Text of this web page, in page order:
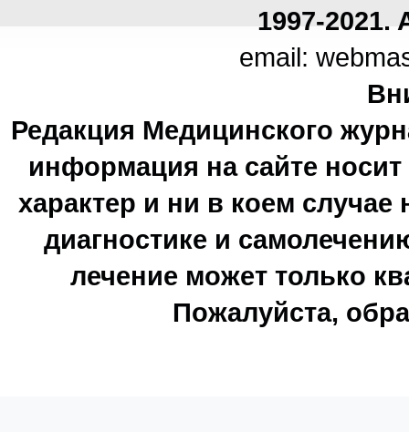
1997-2021.
email:
Редакция Медицинского
информация на сайте
характер и ни в коем
диагностике и
лечение может только
Пожалуйста,